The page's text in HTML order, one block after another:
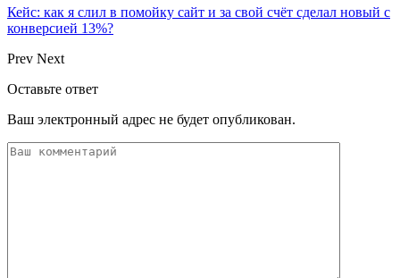
Кейс: как я слил в помойку сайт и за свой счёт сделал новый с
конверсией 13%?
Prev Next
Оставьте ответ
Ваш электронный адрес не будет опубликован.